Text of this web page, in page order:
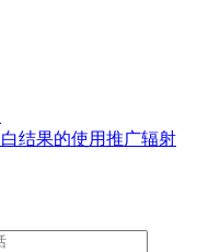
结果的使用推广辐射